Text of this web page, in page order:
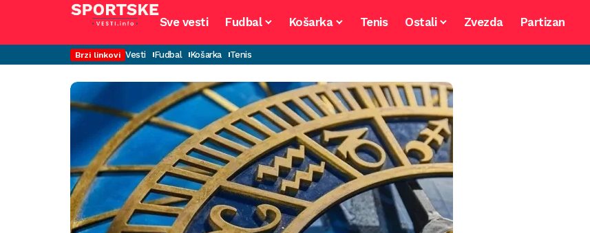
Sve vesti Fudbal Košarka Tenis Ostali Zvezda Partizan
Brzi linkovi Vesti Fudbal Košarka Tenis